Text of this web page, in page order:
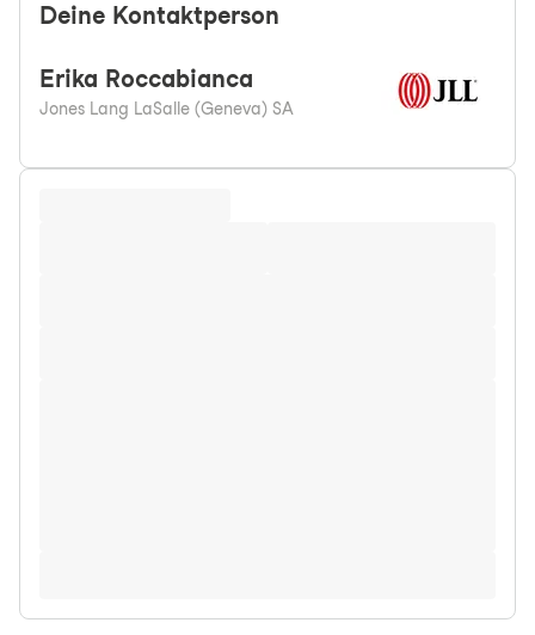
Deine Kontaktperson
Erika Roccabianca
Jones Lang LaSalle (Geneva) SA